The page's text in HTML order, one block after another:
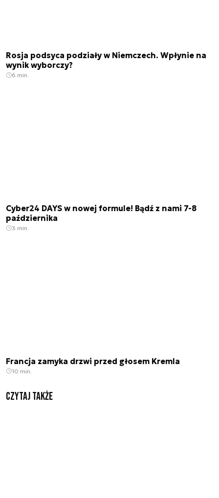
Rosja podsyca podziały w Niemczech. Wpłynie na
wynik wyborczy?
6 min.
Cyber24 DAYS w nowej formule! Bądź z nami 7-8
października
3 min.
Francja zamyka drzwi przed głosem Kremla
10 min.
Czytaj także